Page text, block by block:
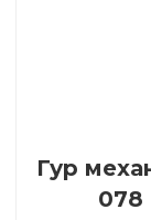
Гур
078